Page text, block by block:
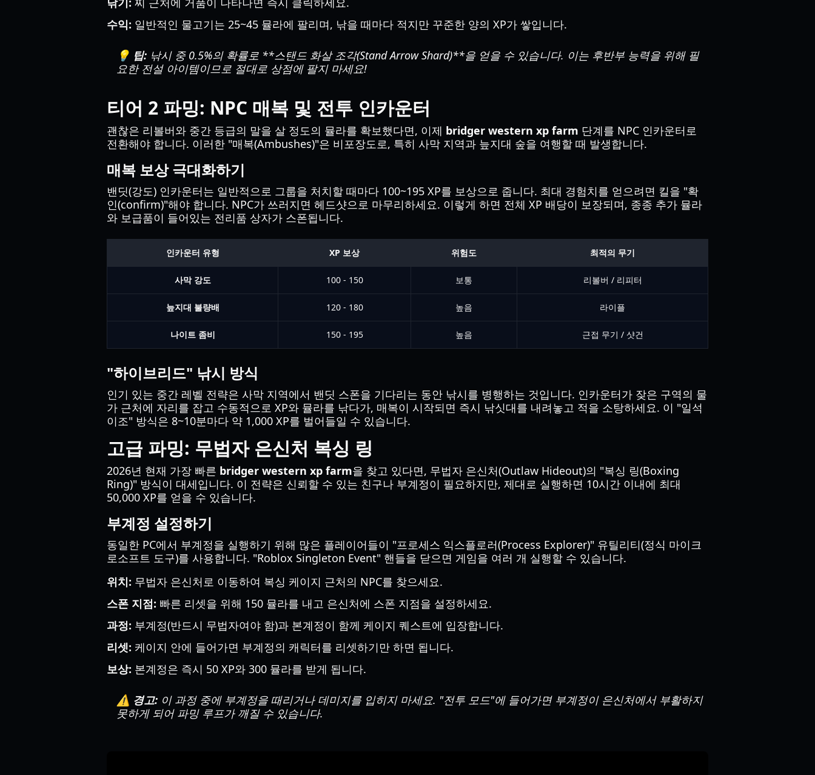
수익: 일반적인 물고기는 25~45 뮬라에 팔리며, 낚을 때마다 적지만 꾸준한 양의 XP가 쌓입니다.
💡 팁: 낚시 중 0.5%의 확률로 **스탠드 화살 조각(Stand Arrow Shard)**을 얻을 수 있습니다. 이는 후반부 능력을 위해 필
요한 전설 아이템이므로 절대로 상점에 팔지 마세요!
티어 2 파밍: NPC 매복 및 전투 인카운터
괜찮은 리볼버와 중간 등급의 말을 살 정도의 뮬라를 확보했다면, 이제 bridger western xp farm 단계를 NPC 인카운터로
전환해야 합니다. 이러한 "매복(Ambushes)"은 비포장도로, 특히 사막 지역과 늪지대 숲을 여행할 때 발생합니다.
매복 보상 극대화하기
밴딧(강도) 인카운터는 일반적으로 그룹을 처치할 때마다 100~195 XP를 보상으로 줍니다. 최대 경험치를 얻으려면 킬을 "확
인(confirm)"해야 합니다. NPC가 쓰러지면 헤드샷으로 마무리하세요. 이렇게 하면 전체 XP 배당이 보장되며, 종종 추가 뮬라
와 보급품이 들어있는 전리품 상자가 스폰됩니다.
인카운터 유형 XP 보상 위험도 최적의 무기
사막 강도 100 - 150 보통 리볼버 / 리피터
늪지대 불량배 120 - 180 높음 라이플
나이트 좀비 150 - 195 높음 근접 무기 / 샷건
"하이브리드" 낚시 방식
인기 있는 중간 레벨 전략은 사막 지역에서 밴딧 스폰을 기다리는 동안 낚시를 병행하는 것입니다. 인카운터가 잦은 구역의 물
가 근처에 자리를 잡고 수동적으로 XP와 뮬라를 낚다가, 매복이 시작되면 즉시 낚싯대를 내려놓고 적을 소탕하세요. 이 "일석
이조" 방식은 8~10분마다 약 1,000 XP를 벌어들일 수 있습니다.
고급 파밍: 무법자 은신처 복싱 링
2026년 현재 가장 빠른 bridger western xp farm을 찾고 있다면, 무법자 은신처(Outlaw Hideout)의 "복싱 링(Boxing
Ring)" 방식이 대세입니다. 이 전략은 신뢰할 수 있는 친구나 부계정이 필요하지만, 제대로 실행하면 10시간 이내에 최대
50,000 XP를 얻을 수 있습니다.
부계정 설정하기
동일한 PC에서 부계정을 실행하기 위해 많은 플레이어들이 "프로세스 익스플로러(Process Explorer)" 유틸리티(정식 마이크
로소프트 도구)를 사용합니다. "Roblox Singleton Event" 핸들을 닫으면 게임을 여러 개 실행할 수 있습니다.
위치: 무법자 은신처로 이동하여 복싱 케이지 근처의 NPC를 찾으세요.
스폰 지점: 빠른 리셋을 위해 150 뮬라를 내고 은신처에 스폰 지점을 설정하세요.
과정: 부계정(반드시 무법자여야 함)과 본계정이 함께 케이지 퀘스트에 입장합니다.
리셋: 케이지 안에 들어가면 부계정의 캐릭터를 리셋하기만 하면 됩니다.
보상: 본계정은 즉시 50 XP와 300 뮬라를 받게 됩니다.
⚠️ 경고: 이 과정 중에 부계정을 때리거나 데미지를 입히지 마세요. "전투 모드"에 들어가면 부계정이 은신처에서 부활하지
못하게 되어 파밍 루프가 깨질 수 있습니다.